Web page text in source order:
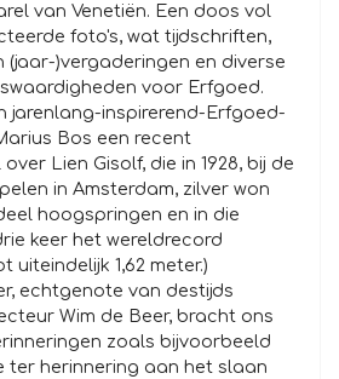
van Venetiën. Een doos vol
foto's, wat tijdschriften,
(jaar-)vergaderingen en diverse
voor Erfgoed.
jarenlang-inspirerend-Erfgoed-
Bos een recent
Lien Gisolf, die in 1928, bij de
in Amsterdam, zilver won
hoogspringen en in die
keer het wereldrecord
uiteindelijk 1,62 meter.)
echtgenote van destijds
Wim de Beer, bracht ons
zoals bijvoorbeeld
ter herinnering aan het slaan